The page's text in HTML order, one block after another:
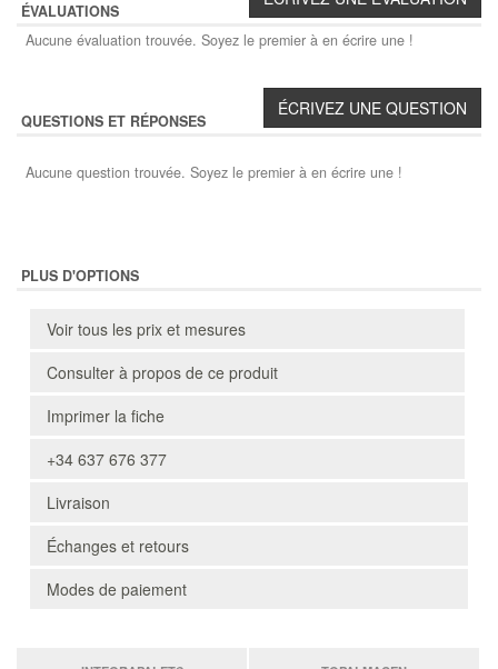
ÉVALUATIONS
Aucune évaluation trouvée. Soyez le premier à en écrire une !
QUESTIONS ET RÉPONSES
Aucune question trouvée. Soyez le premier à en écrire une !
PLUS D'OPTIONS
Voir tous les prix et mesures
Consulter à propos de ce produit
Imprimer la fiche
+34 637 676 377
Livraison
Échanges et retours
Modes de paiement